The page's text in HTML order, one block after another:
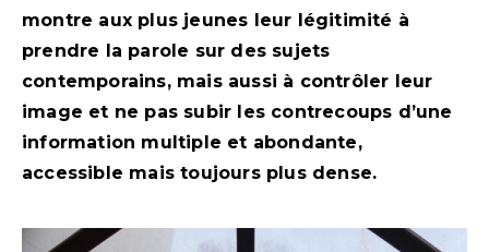
montre aux plus jeunes leur légitimité à
prendre la parole sur des sujets
contemporains, mais aussi à contrôler leur
image et ne pas subir les contrecoups d’une
information multiple et abondante,
accessible mais toujours plus dense.